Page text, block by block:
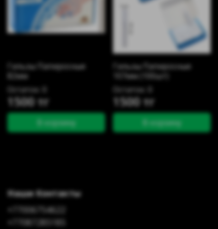
Гильзы Папиросные
82мм
Остаток: 0
1500 тг
В корзину
Гильзы Папиросные
107мм (100шт)
Остаток: 0
1500 тг
В корзину
Наши Контакты
+77006754622
+77087285185